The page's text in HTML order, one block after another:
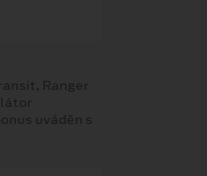
Ranger
uváděn s